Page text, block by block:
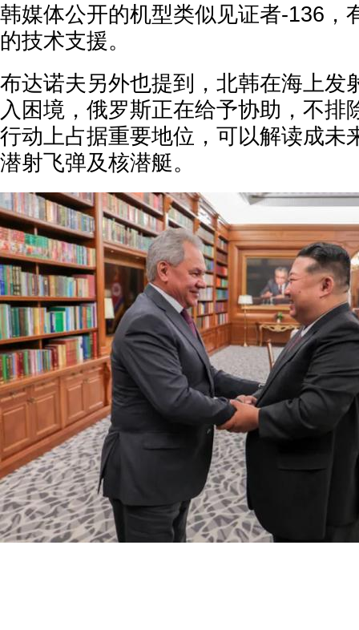
韩媒体公开的机型类似见证者-136，
的技术支援。
布达诺夫另外也提到，北韩在海上发
入困境，俄罗斯正在给予协助，不排
行动上占据重要地位，可以解读成未
潜射飞弹及核潜艇。